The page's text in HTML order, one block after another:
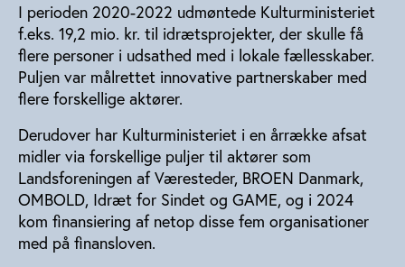
I perioden 2020-2022 udmøntede Kulturministeriet
f.eks. 19,2 mio. kr. til idrætsprojekter, der skulle få
flere personer i udsathed med i lokale fællesskaber.
Puljen var målrettet innovative partnerskaber med
flere forskellige aktører.
Derudover har Kulturministeriet i en årrække afsat
midler via forskellige puljer til aktører som
Landsforeningen af Væresteder, BROEN Danmark,
OMBOLD, Idræt for Sindet og GAME, og i 2024
kom finansiering af netop disse fem organisationer
med på finansloven.